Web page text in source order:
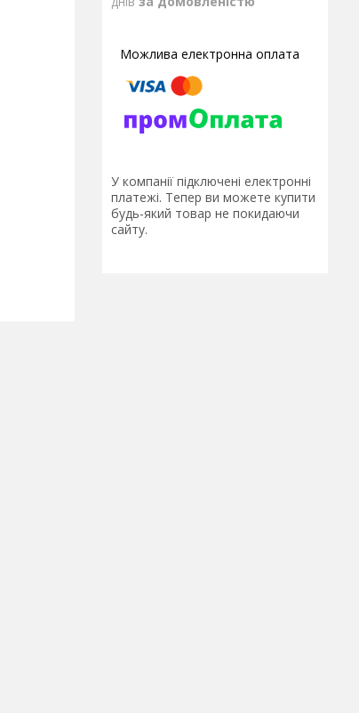
У компанії підключені електронні
платежі. Тепер ви можете купити
будь-який товар не покидаючи
сайту.